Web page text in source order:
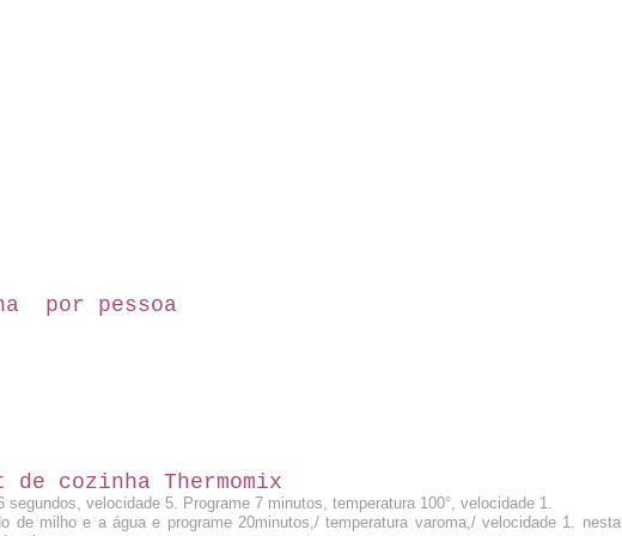
por pessoa
de cozinha Thermomix
velocidade 5. Programe 7 minutos, temperatura 100°, velocidade 1.
de milho e a água e programe 20minutos,/ temperatura varoma,/ velocidade 1. nesta